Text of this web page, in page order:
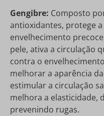
Gengibre: Composto
antioxidantes, protege
envelhecimento
pele, ativa a circulação
contra o
melhorar a aparência
estimular a circulação
melhora a elasticidade,
prevenindo rugas.